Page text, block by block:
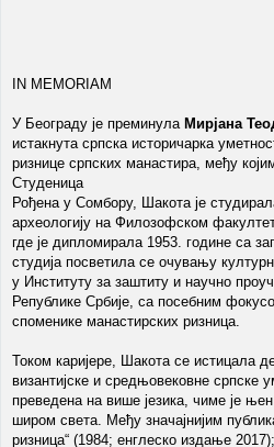
IN MEMORIAM
У Београду је преминула Мирјана
истакнута српска историчарка
ризнице српских манастира, међу
Студеница
Рођена у Сомбору, Шакота је
археологију на Филозофском
где је дипломирала 1953. године са
студија посветила се очувању
у Институту за заштиту и научно
Републике Србије, са посебним
споменике манастирских ризница.
Током каријере, Шакота се истицала
византијске и средњовековне српске
преведена на више језика, чиме је
широм света. Међу значајнијим
ризница“ (1984; енглеско издање